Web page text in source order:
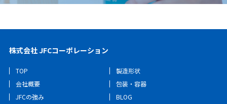
株式会社 JFCコーポレーション
TOP
会社概要
JFCの強み
製造形状
包装・容器
BLOG